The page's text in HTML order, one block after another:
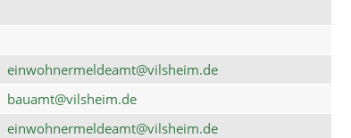
einwohnermeldeamt@vilsheim.de
bauamt@vilsheim.de
einwohnermeldeamt@vilsheim.de